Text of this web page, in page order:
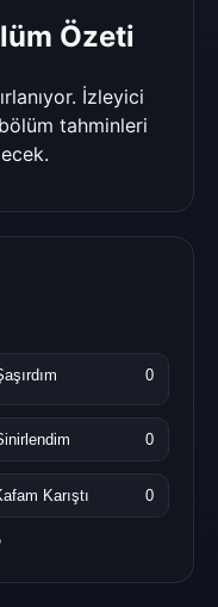
Özeti
İzleyici
tahminleri
0
0
Karıştı 0